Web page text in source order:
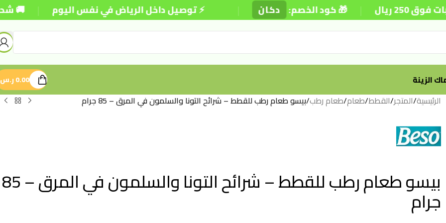
⚡ توصيل داخل الرياض في نفس اليوم | 🚚 شحن مجاني | 🎁 كود الخصم: دكان |
الزينة 0.00ر.س
الرئيسية/المتجر/القطط/طعام/طعام رطب/بيسو طعام رطب للقطط – شرائح التونا والسلمون في المرق – 85 جرام
بيسو طعام رطب للقطط – شرائح التونا والسلمون في المرق – 85
جرام